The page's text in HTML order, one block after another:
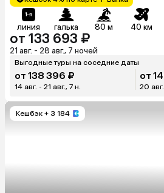
линия галька 80 м 40 км
от 133 693 ₽
21 авг. - 28 авг., 7 ночей
Выгодные туры на соседние даты
от 138 396 ₽
14 авг. - 21 авг., 7 н.
от
20
Кешбэк + 3 184